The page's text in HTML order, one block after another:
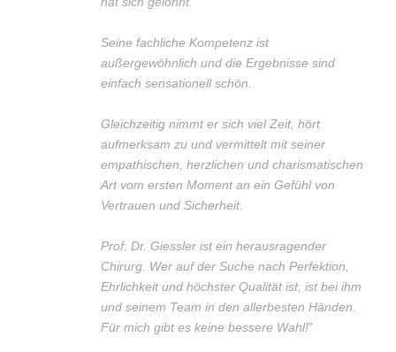
Seine fachliche Kompetenz ist
außergewöhnlich und die Ergebnisse sind
einfach sensationell schön.
Gleichzeitig nimmt er sich viel Zeit, hört
aufmerksam zu und vermittelt mit seiner
empathischen, herzlichen und charismatischen
Art vom ersten Moment an ein Gefühl von
Vertrauen und Sicherheit.
Prof. Dr. Giessler ist ein herausragender
Chirurg. Wer auf der Suche nach Perfektion,
Ehrlichkeit und höchster Qualität ist, ist bei ihm
und seinem Team in den allerbesten Händen.
Für mich gibt es keine bessere Wahl!”